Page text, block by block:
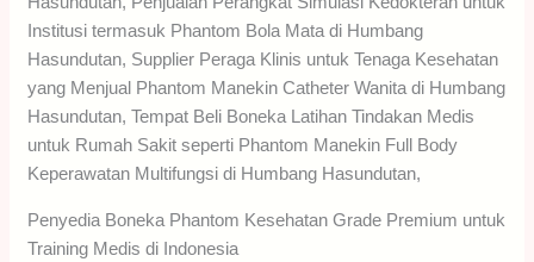
Institusi termasuk Phantom Bola Mata di Humbang
Hasundutan, Supplier Peraga Klinis untuk Tenaga Kesehatan
yang Menjual Phantom Manekin Catheter Wanita di Humbang
Hasundutan, Tempat Beli Boneka Latihan Tindakan Medis
untuk Rumah Sakit seperti Phantom Manekin Full Body
Keperawatan Multifungsi di Humbang Hasundutan,
Penyedia Boneka Phantom Kesehatan Grade Premium untuk
Training Medis di Indonesia